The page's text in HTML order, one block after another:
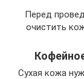
Перед
очистить
Сухая кожа